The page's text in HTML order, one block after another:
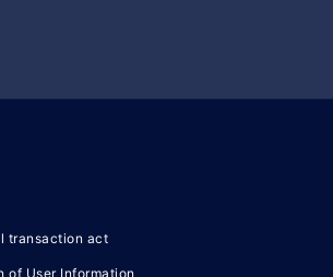
transaction act
of User Information